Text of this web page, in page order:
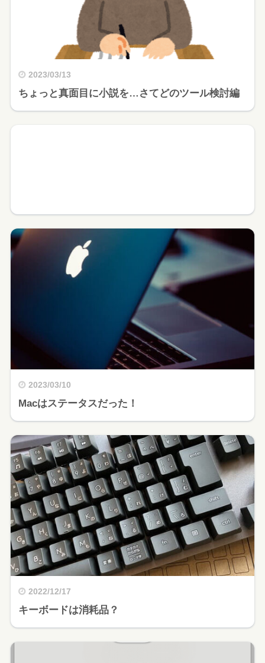
2023/03/13
ちょっと真面目に小説を…さてどのツール検討編
2023/03/10
Macはステータスだった！
2022/12/17
キーボードは消耗品？